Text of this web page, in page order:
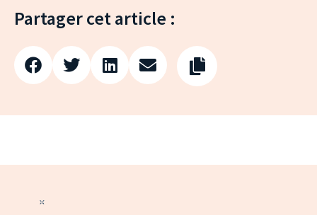
Partager cet article :